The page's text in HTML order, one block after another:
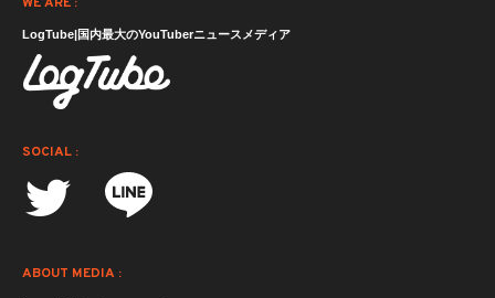
LogTube|国内最大のYouTuberニュースメディア
SOCIAL :
ABOUT MEDIA :